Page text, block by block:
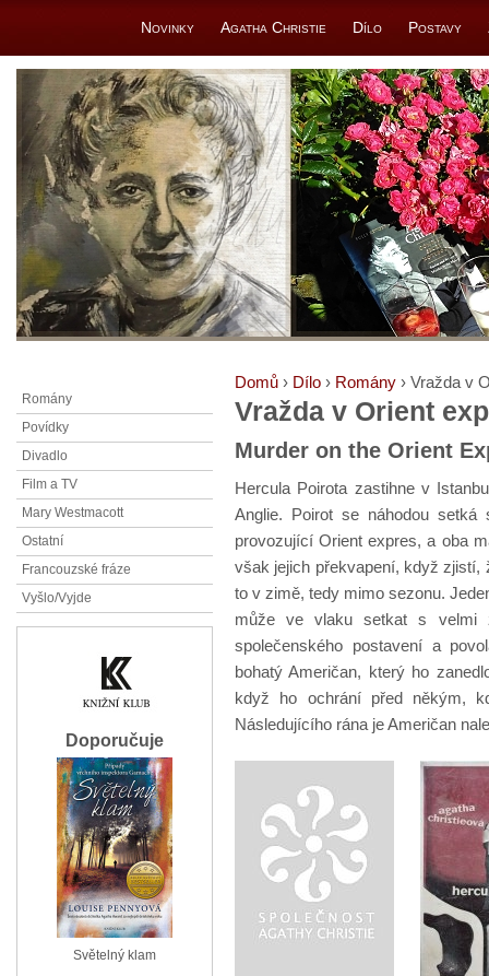
Novinky Agatha Christie Dílo Postavy
Domů › Dílo › Romány › Vražda v
Vražda v Orient
Murder on the Orient
Hercula Poirota zastihne v
Anglie. Poirot se náhodou
provozující Orient expres, a oba
však jejich překvapení, když zjistí,
to v zimě, tedy mimo sezonu.
může ve vlaku setkat s velmi
společenského postavení a
bohatý Američan, který ho
když ho ochrání před někým,
Následujícího rána je Američan
Romány
Povídky
Divadlo
Film a TV
Mary Westmacott
Ostatní
Francouzské fráze
Vyšlo/Vyjde
Doporučuje
Světelný klam